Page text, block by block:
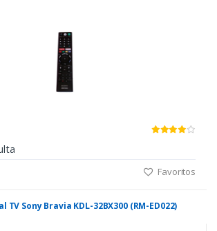
Favoritos
TV Sony Bravia KDL-32BX300 (RM-ED022)